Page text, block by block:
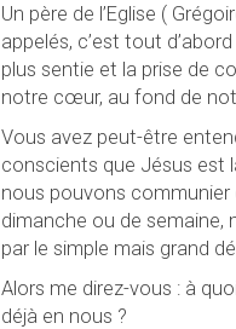
Un père de l’Eglise (
appelés, c’est tout
plus sentie et la prise de
notre cœur, au fond de
Vous avez peut-être
conscients que Jésus est
nous pouvons communier
dimanche ou de semaine,
par le simple mais grand
Alors me direz-vous : à
déjà en nous ?